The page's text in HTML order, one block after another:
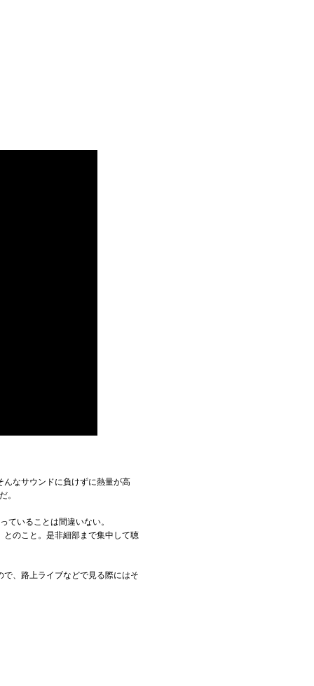
なサウンドに負けずに熱量が高
。
ていることは間違いない。
のこと。是非細部まで集中して聴
、路上ライブなどで見る際にはそ